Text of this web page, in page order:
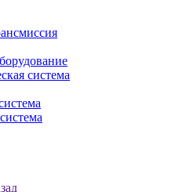
система